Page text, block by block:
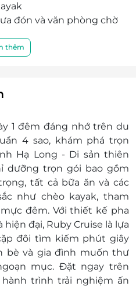
đón và văn phòng chờ
GTGT
và có thể sẽ phụ thu
sạn
uống, tiền thưởng và
khác
vụ vận chuyển Hà Nội -
có thể được áp dụng
Ban quản lý Vịnh Hạ
dịp Lễ, Tết
vụ xe bus:
(nếu có đặt xe đón)
vụ xe Limousine:
(nếu có đặt xe đón)
thêm
1 đêm đáng nhớ trên du
4 sao, khám phá trọn
Hạ Long - Di sản thiên
dưỡng trọn gói bao gồm
tất cả bữa ăn và các
như chèo kayak, tham
đêm. Với thiết kế pha
đại, Ruby Cruise là lựa
đôi tìm kiếm phút giây
bè và gia đình muốn thư
mục. Đặt ngay trên
trình trải nghiệm ấn